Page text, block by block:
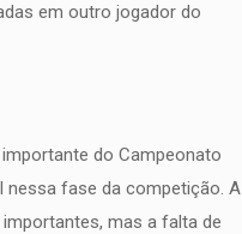
em outro jogador do
do Campeonato
nessa fase da competição. A
mas a falta de